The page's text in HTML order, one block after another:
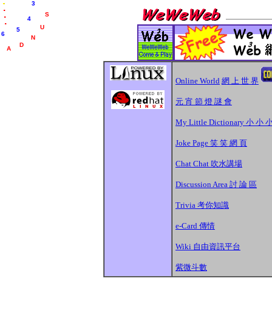
A
Y
9
3
4
5
6
.
.
.
Online World 網 上 世 界
元 宵 節 燈 謎 會
My Little Dictionary 小 小
Joke Page 笑 笑 網 頁
Chat Chat 吹水講場
Discussion Area 討 論 區
Trivia 考你知識
e-Card 傳情
Wiki 自由資訊平台
紫微斗數